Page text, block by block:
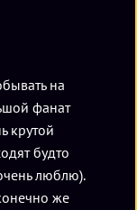
на
фанат
крутой
будто
люблю).
же